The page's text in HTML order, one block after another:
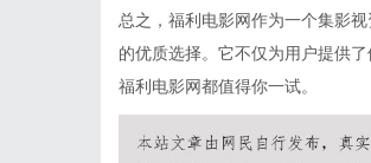
总之，福利电影网作为一个集影
的优质选择。它不仅为用户提供
福利电影网都值得你一试。